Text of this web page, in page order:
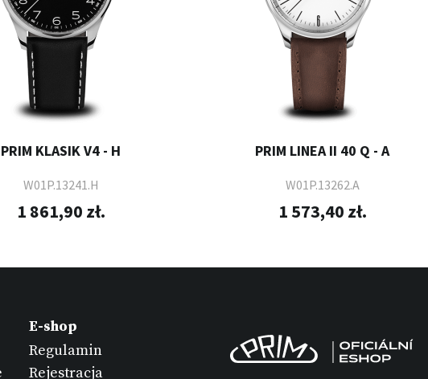
PRIM KLASIK V4 - H
W01P.13241.H
1 861,90 zł.
PRIM LINEA II 40 Q - A
W01P.13262.A
1 573,40 zł.
E-shop
Regulamin
Rejestracja